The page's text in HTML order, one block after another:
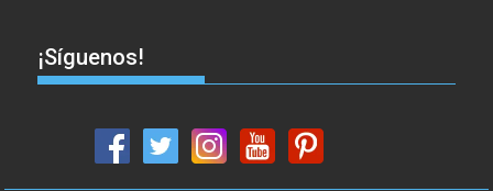
¡Síguenos!